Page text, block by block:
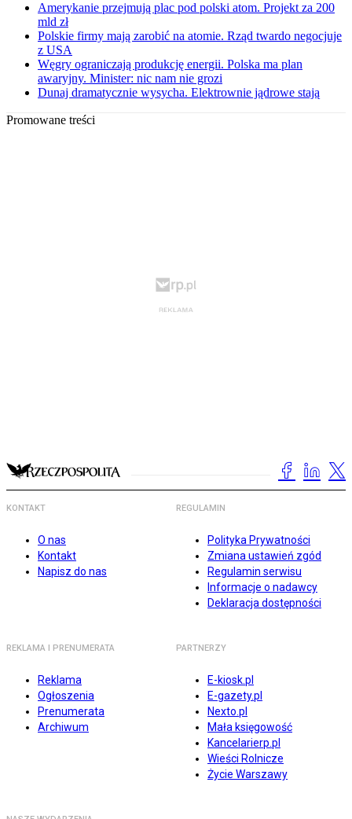
Amerykanie przejmują plac pod polski atom. Projekt za 200
mld zł
Polskie firmy mają zarobić na atomie. Rząd twardo negocjuje
z USA
Węgry ograniczają produkcję energii. Polska ma plan
awaryjny. Minister: nic nam nie grozi
Dunaj dramatycznie wysycha. Elektrownie jądrowe stają
Promowane treści
KONTAKT
O nas
Kontakt
Napisz do nas
REGULAMIN
Polityka Prywatności
Zmiana ustawień zgód
Regulamin serwisu
Informacje o nadawcy
Deklaracja dostępności
REKLAMA I PRENUMERATA
Reklama
Ogłoszenia
Prenumerata
Archiwum
PARTNERZY
E-kiosk.pl
E-gazety.pl
Nexto.pl
Mała księgowość
Kancelarierp.pl
Wieści Rolnicze
Życie Warszawy